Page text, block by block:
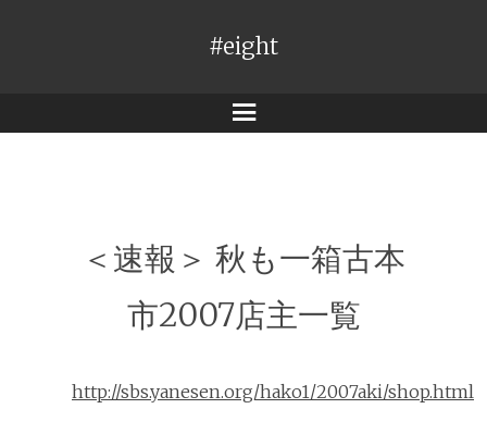
#eight
メ
＜速報＞ 秋も一箱古本
市2007店主一覧
http://sbs.yanesen.org/hako1/2007aki/shop.html